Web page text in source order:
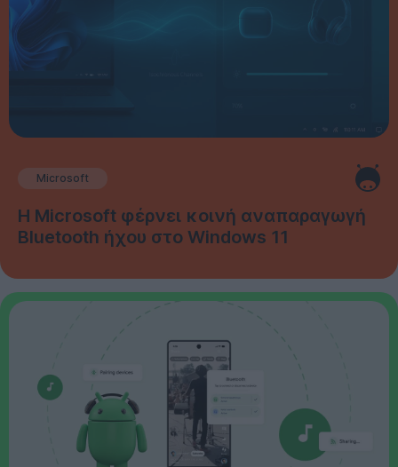
Microsoft
Η Microsoft φέρνει κοινή αναπαραγωγή
Bluetooth ήχου στο Windows 11